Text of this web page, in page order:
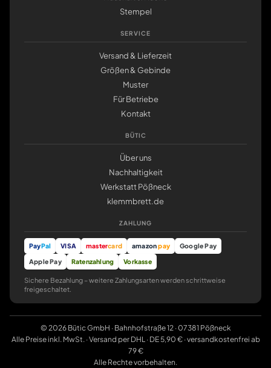
Stempel
SERVICE
Versand & Lieferzeit
Größen & Gebinde
Muster
Für Betriebe
Kontakt
BÜTIC
Über uns
Nachhaltigkeit
Werkstatt Pößneck
klemmbrett.de
ZAHLUNG
PayPal VISA mastercard amazonpay
Google Pay
Apple Pay
Ratenzahlung Vorkasse
Sichere Bezahlung – weitere Zahlungsarten werden schrittweise
freigeschaltet.
© 2026 Bütic GmbH · Bahnhofstraße 12 · 07381 Pößneck
Alle Preise inkl. MwSt. · Versand per DHL · DE 5,90 € · versandkostenfrei ab
79 €
Alle Rechte vorbehalten.